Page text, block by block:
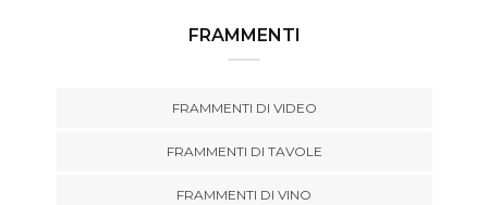
FRAMMENTI
FRAMMENTI DI VIDEO
FRAMMENTI DI TAVOLE
FRAMMENTI DI VINO